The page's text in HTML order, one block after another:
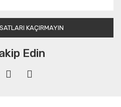
KAÇIRMAYIN
Edin